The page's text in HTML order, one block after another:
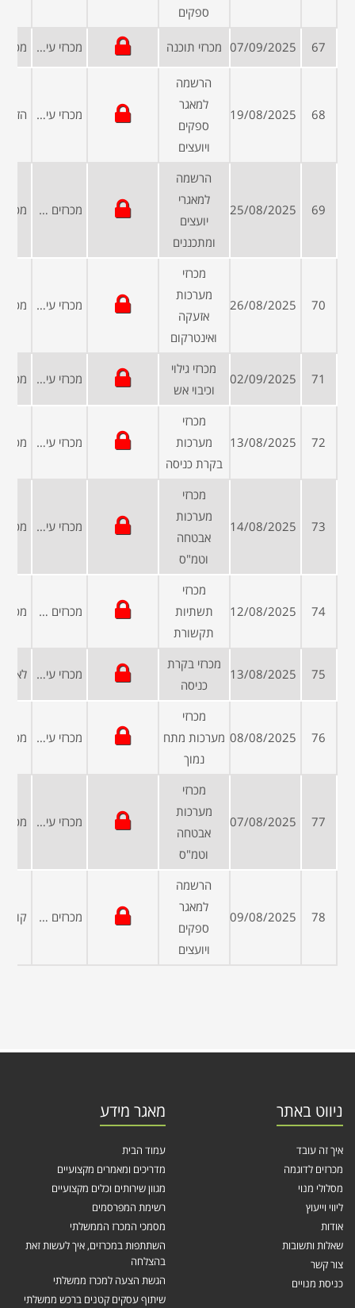
ספקים
67
07/09/2025 מכרזי תוכנה מכרזי עיריות ומועצות
68
19/08/2025
הרשמה
למאגר
ספקים
ויועצים
מכרזי עיריות ומועצות
69
25/08/2025
הרשמה
למאגרי
יועצים
ומתכננים
מכרזים פומביים
70
26/08/2025
מכרזי
מערכות
אזעקה
ואינטרקום
מכרזי עיריות ומועצות
71
02/09/2025
מכרזי גילוי
וכיבוי אש
מכרזי עיריות ומועצות
72
13/08/2025
מכרזי
מערכות
בקרת כניסה
מכרזי עיריות ומועצות
73
14/08/2025
מכרזי
מערכות
אבטחה
וטמ"ס
מכרזי עיריות ומועצות
74
12/08/2025
מכרזי
תשתיות
תקשורת
מכרזים פומביים
75
13/08/2025
מכרזי בקרת
כניסה
מכרזי עיריות ומועצות
76
08/08/2025
מכרזי
מערכות מתח
נמוך
מכרזי עיריות ומועצות
77
07/08/2025
מכרזי
מערכות
אבטחה
וטמ"ס
מכרזי עיריות ומועצות
78
09/08/2025
הרשמה
למאגר
ספקים
ויועצים
מכרזים פומביים
ניווט באתר
איך זה עובד
מכרזים לדוגמה
מסלולי מנוי
ליווי וייעוץ
אודות
שאלות ותשובות
צור קשר
כניסת מנויים
מאגר מידע
עמוד הבית
מדריכים ומאמרים מקצועיים
מגוון שירותים וכלים מקצועיים
רשימת המפרסמים
מסמכי המכרז הממשלתי
השתתפות במכרזים, איך לעשות זאת
בהצלחה
הגשת הצעה למכרז ממשלתי
שיתוף עסקים קטנים ברכש ממשלתי